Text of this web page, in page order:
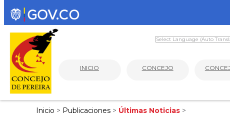
INICIO CONCEJO
Inicio > Publicaciones > Últimas Noticias >